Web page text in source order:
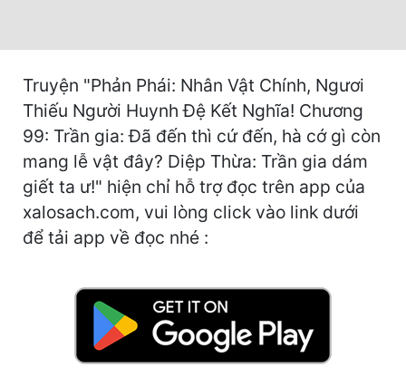
Học Đường
Khoa Huyễn
Khoa Huyễn Không Gian
Kinh Dị
Kiếm Hiệp
Truyện "Phản Phái: Nhân Vật Chính, Ngươi
Thiếu Người Huynh Đệ Kết Nghĩa! Chương
99: Trần gia: Đã đến thì cứ đến, hà cớ gì còn
mang lễ vật đây? Diệp Thừa: Trần gia dám
giết ta ư!" hiện chỉ hỗ trợ đọc trên app của
xalosach.com, vui lòng click vào link dưới
để tải app về đọc nhé :